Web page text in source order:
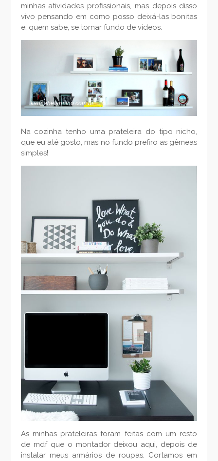
minhas atividades profissionais, mas depois disso
vivo pensando em como posso deixá-las bonitas
e, quem sabe, se tornar fundo de vídeos.
karinabelarmino.com.br
Na cozinha tenho uma prateleira do tipo nicho,
que eu até gosto, mas no fundo prefiro as gêmeas
simples!
As minhas prateleiras foram feitas com um resto
de mdf que o montador deixou aqui, depois de
instalar meus armários de roupas. Cortamos em